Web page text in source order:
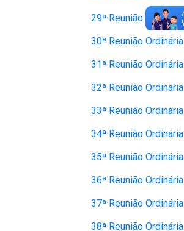
29ª Reunião Ordinária
30ª Reunião Ordinária
31ª Reunião Ordinária
32ª Reunião Ordinária
33ª Reunião Ordinária
34ª Reunião Ordinária
35ª Reunião Ordinária
36ª Reunião Ordinária
37ª Reunião Ordinária
38ª Reunião Ordinária